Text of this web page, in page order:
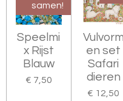
samen!
Speelmi
x Rijst
Blauw
€ 7,50
Vulvorm
en set
Safari
dieren
€ 12,50